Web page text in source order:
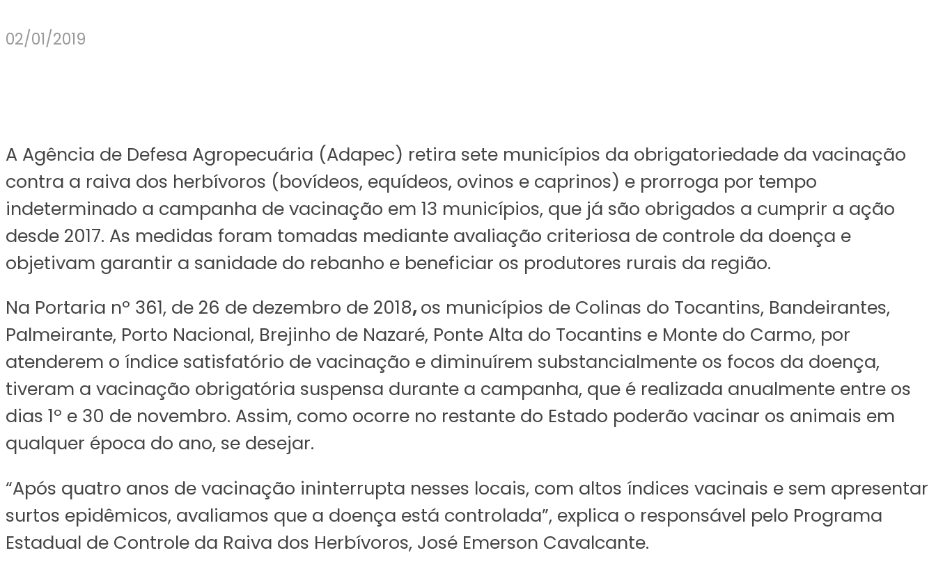
02/01/2019
A Agência de Defesa Agropecuária (Adapec) retira sete municípios da obrigatoriedade da vacinação
contra a raiva dos herbívoros (bovídeos, equídeos, ovinos e caprinos) e prorroga por tempo
indeterminado a campanha de vacinação em 13 municípios, que já são obrigados a cumprir a ação
desde 2017. As medidas foram tomadas mediante avaliação criteriosa de controle da doença e
objetivam garantir a sanidade do rebanho e beneficiar os produtores rurais da região.
Na Portaria nº 361, de 26 de dezembro de 2018,os municípios de Colinas do Tocantins, Bandeirantes,
Palmeirante, Porto Nacional, Brejinho de Nazaré, Ponte Alta do Tocantins e Monte do Carmo, por
atenderem o índice satisfatório de vacinação e diminuírem substancialmente os focos da doença,
tiveram a vacinação obrigatória suspensa durante a campanha, que é realizada anualmente entre os
dias 1º e 30 de novembro. Assim, como ocorre no restante do Estado poderão vacinar os animais em
qualquer época do ano, se desejar.
“Após quatro anos de vacinação ininterrupta nesses locais, com altos índices vacinais e sem apresentar
surtos epidêmicos, avaliamos que a doença está controlada”, explica o responsável pelo Programa
Estadual de Controle da Raiva dos Herbívoros, José Emerson Cavalcante.